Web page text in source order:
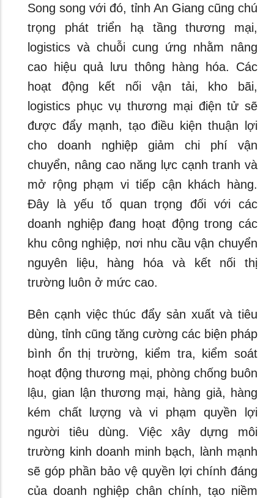
Song song với đó, tỉnh An Giang cũng chú
trọng phát triển hạ tầng thương mại,
logistics và chuỗi cung ứng nhằm nâng
cao hiệu quả lưu thông hàng hóa. Các
hoạt động kết nối vận tải, kho bãi,
logistics phục vụ thương mại điện tử sẽ
được đẩy mạnh, tạo điều kiện thuận lợi
cho doanh nghiệp giảm chi phí vận
chuyển, nâng cao năng lực cạnh tranh và
mở rộng phạm vi tiếp cận khách hàng.
Đây là yếu tố quan trọng đối với các
doanh nghiệp đang hoạt động trong các
khu công nghiệp, nơi nhu cầu vận chuyển
nguyên liệu, hàng hóa và kết nối thị
trường luôn ở mức cao.
Bên cạnh việc thúc đẩy sản xuất và tiêu
dùng, tỉnh cũng tăng cường các biện pháp
bình ổn thị trường, kiểm tra, kiểm soát
hoạt động thương mại, phòng chống buôn
lậu, gian lận thương mại, hàng giả, hàng
kém chất lượng và vi phạm quyền lợi
người tiêu dùng. Việc xây dựng môi
trường kinh doanh minh bạch, lành mạnh
sẽ góp phần bảo vệ quyền lợi chính đáng
của doanh nghiệp chân chính, tạo niềm